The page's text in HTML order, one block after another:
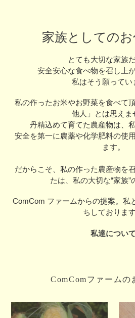
家族としての
とても大切な家族だ
安全安心な食べ物を召し上
私はそう願ってい
私の作ったお米やお野菜を食べて
他人」とは思えま
丹精込めて育てた農産物は、
安全を第一に農薬や化学肥料の使
ます。
だからこそ、私の作った農産物を
たは、私の大切な“家族”
ComCom ファームからの提案。私
ちしております
私達について
ComComファームの